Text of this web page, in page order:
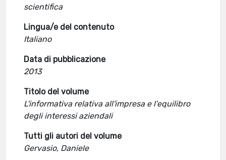
scientifica
Lingua/e del contenuto
Italiano
Data di pubblicazione
2013
Titolo del volume
L'informativa relativa all'impresa e l'equilibro
degli interessi aziendali
Tutti gli autori del volume
Gervasio, Daniele